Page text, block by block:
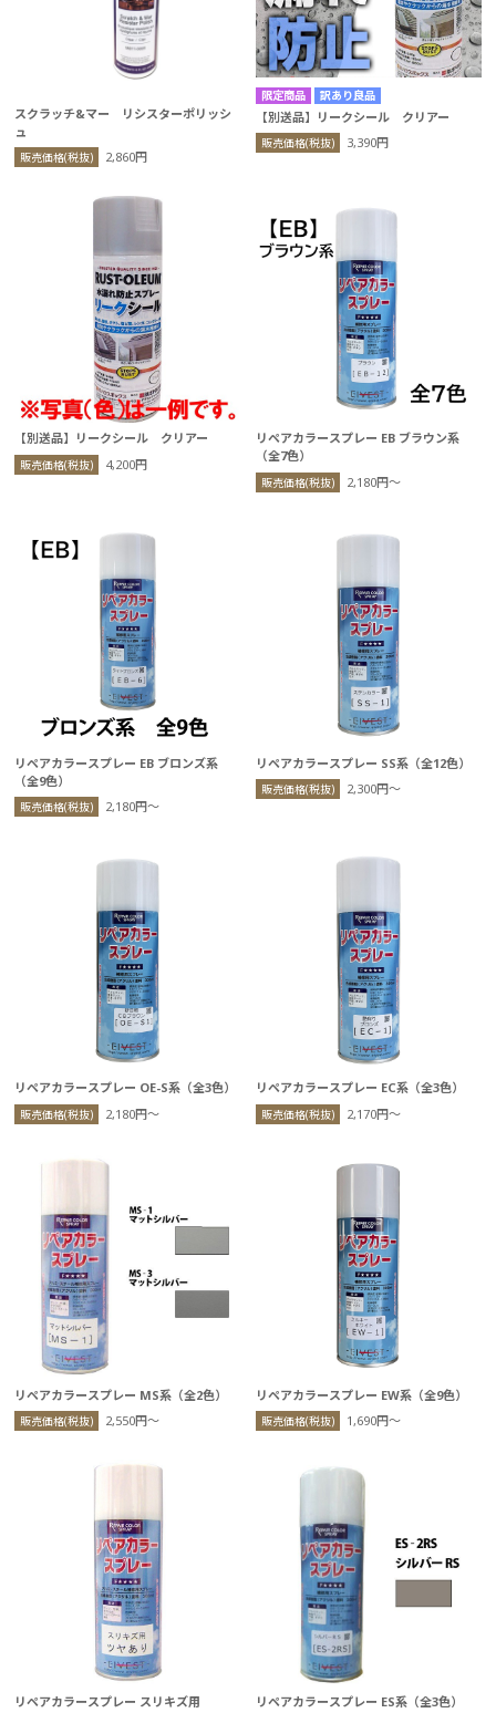
スクラッチ&マー リシスターポリッシ
ュ
販売価格(税抜) 2,860円
訳あり良品
【別送品】リークシール クリアー
販売価格(税抜) 3,390円
【別送品】リークシール クリアー
販売価格(税抜) 4,200円
リペアカラースプレー EB ブラウン系
（全7色）
販売価格(税抜) 2,180円〜
リペアカラースプレー EB ブロンズ系
（全9色）
販売価格(税抜) 2,180円〜
リペアカラースプレー SS系（全12色）
販売価格(税抜) 2,300円〜
リペアカラースプレー OE-S系（全3色）
販売価格(税抜) 2,180円〜
リペアカラースプレー EC系（全3色）
販売価格(税抜) 2,170円〜
リペアカラースプレー MS系（全2色）
販売価格(税抜) 2,550円〜
リペアカラースプレー EW系（全9色）
販売価格(税抜) 1,690円〜
リペアカラースプレー スリキズ用 リペアカラースプレー ES系（全3色）